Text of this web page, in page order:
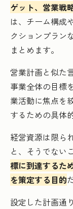
ゲット、営業戦
は、チーム構成
クションプラン
まとめます。
営業計画と似た
事業全体の目標
業活動に焦点を
するための具体
経営資源は限ら
と、そうでない
標に到達するた
を策定する目的
設定した計画通